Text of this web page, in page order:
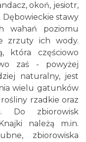
okoń, jesiotr,
Dębowieckie stawy
wahań poziomu
zrzuty ich wody.
która częściowo
zaś - powyżej
naturalny, jest
wielu gatunków
rzadkie oraz
Do zbiorowisk
należą m.in.
zbiorowiska